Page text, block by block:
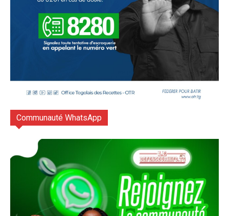
Communauté WhatsApp